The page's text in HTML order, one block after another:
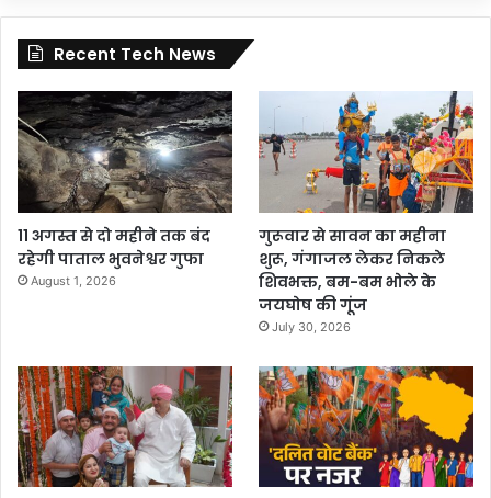
Recent Tech News
11 अगस्त से दो महीने तक बंद
रहेगी पाताल भुवनेश्वर गुफा
August 1, 2026
गुरूवार से सावन का महीना
शुरू, गंगाजल लेकर निकले
शिवभक्त, बम-बम भोले के
जयघोष की गूंज
July 30, 2026